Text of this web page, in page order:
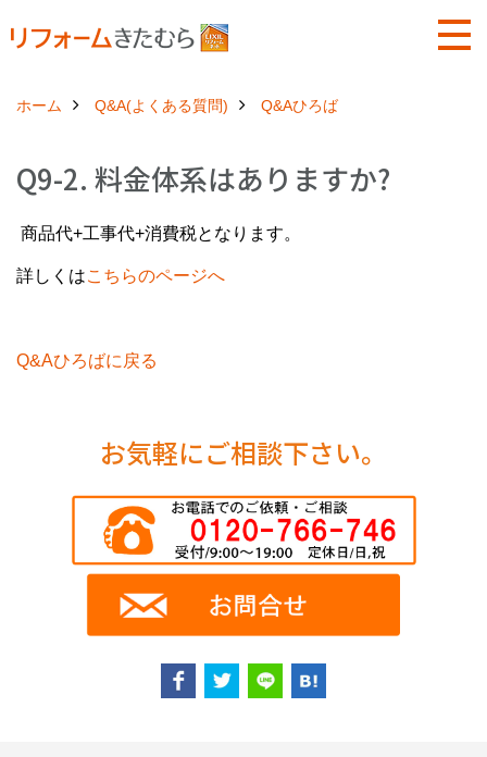
ホーム Q&A(よくある質問) Q&Aひろば
Q9-2. 料金体系はありますか?
商品代+工事代+消費税となります。
詳しくはこちらのページへ
Q&Aひろばに戻る
お気軽にご相談下さい。